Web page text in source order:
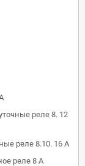
реле 8. 12
реле 8.10. 16 А
реле 8 А